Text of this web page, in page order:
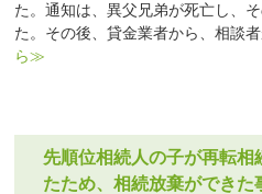
た。通知は、異父兄弟が死亡し、
た。その後、貸金業者から、相談
ら≫
先順位相続人の子が再転相
たため、相続放棄ができた